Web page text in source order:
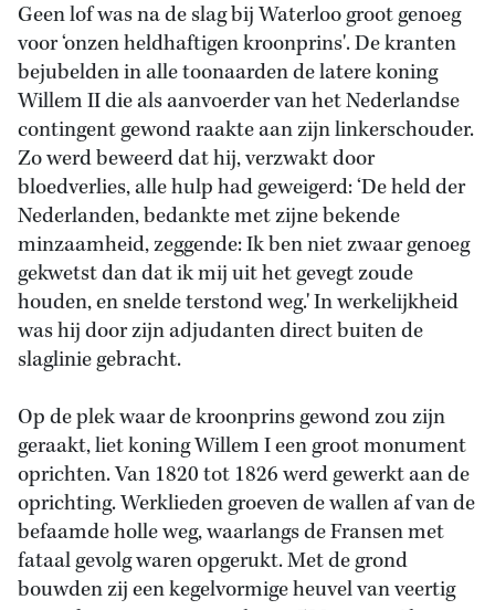
Geen lof was na de slag bij Waterloo groot genoeg
voor ‘onzen heldhaftigen kroonprins'. De kranten
bejubelden in alle toonaarden de latere koning
Willem II die als aanvoerder van het Nederlandse
contingent gewond raakte aan zijn linkerschouder.
Zo werd beweerd dat hij, verzwakt door
bloedverlies, alle hulp had geweigerd: ‘De held der
Nederlanden, bedankte met zijne bekende
minzaamheid, zeggende: Ik ben niet zwaar genoeg
gekwetst dan dat ik mij uit het gevegt zoude
houden, en snelde terstond weg.' In werkelijkheid
was hij door zijn adjudanten direct buiten de
slaglinie gebracht.
Op de plek waar de kroonprins gewond zou zijn
geraakt, liet koning Willem I een groot monument
oprichten. Van 1820 tot 1826 werd gewerkt aan de
oprichting. Werklieden groeven de wallen af van de
befaamde holle weg, waarlangs de Fransen met
fataal gevolg waren opgerukt. Met de grond
bouwden zij een kegelvormige heuvel van veertig